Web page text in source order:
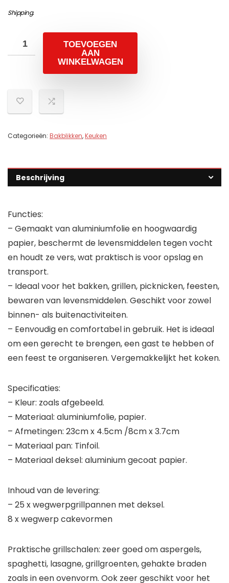
Shipping.
TOEVOEGEN
AAN
WINKELWAGEN
Categorieën: Bakblikken,Keuken
Beschrijving
Functies:
– Gemaakt van aluminiumfolie en hoogwaardig
papier, beschermt de levensmiddelen tegen vocht
en houdt ze vers, wat praktisch is voor opslag en
transport.
– Ideaal voor het bakken, grillen, picknicken, feesten,
bewaren van levensmiddelen. Geschikt voor zowel
binnen- als buitenactiviteiten.
– Eenvoudig en comfortabel in gebruik. Het is ideaal
om een gerecht te brengen, een gast te hebben of
een feest te organiseren. Vergemakkelijkt het koken.
Specificaties:
– Kleur: zoals afgebeeld.
– Materiaal: aluminiumfolie, papier.
– Afmetingen: 23cm x 4.5cm /8cm x 3.7cm
– Materiaal pan: Tinfoil.
– Materiaal deksel: aluminium gecoat papier.
Inhoud van de levering:
– 25 x wegwerpgrillpannen met deksel.
8 x wegwerp cakevormen
Praktische grillschalen: zeer goed om aspergels,
spaghetti, lasagne, grillgroenten, gehakte braden
zoals in een ovenvorm. Ook zeer geschikt voor het